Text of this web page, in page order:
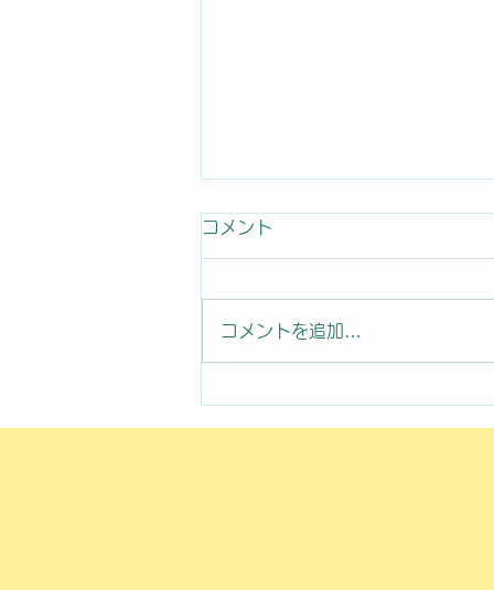
2026年8月7日曜日「のぼか
コメント
コメントを追加…